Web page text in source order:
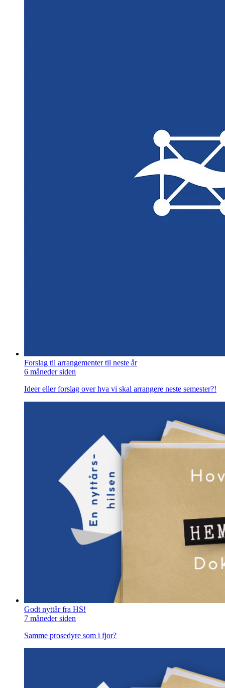
Forslag til arrangementer til neste år
6 måneder siden
Ideer eller forslag over hva vi skal arrangere neste semester?!
Godt nyttår fra HS!
7 måneder siden
Samme prosedyre som i fjor?